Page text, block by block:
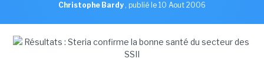
Christophe Bardy , publié le 10 Aout 2006